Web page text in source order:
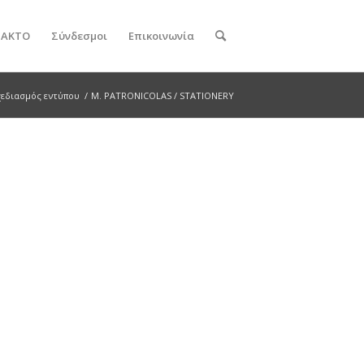
ΑΚΤΟ Σύνδεσμοι Επικοινωνία
εντύπου / M. PATRONICOLAS / STATIONERY